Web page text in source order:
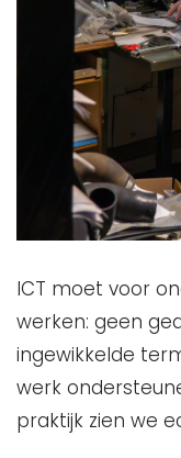
ICT moet voor
werken: geen
ingewikkelde
werk
praktijk zien we